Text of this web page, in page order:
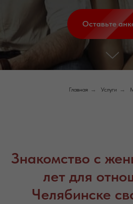
Оставьте
Главная → Услуги →
Знакомство с
лет для
Челябинске